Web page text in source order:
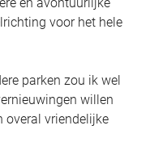
voor het hele
parken zou ik wel
willen
overal vriendelijke